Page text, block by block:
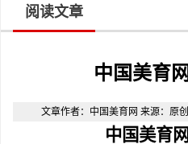
阅读文章
中国美育
文章作者：中国美育网 来源：原
中国美育